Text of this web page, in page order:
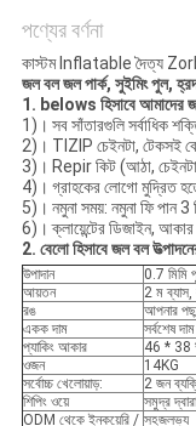
পণ্যের বর্ণনা
কাস্টম Inflatable দৈত্য Zorb
জল বল জল পার্ক, সুইমিং পুল,
1. belows হিসাবে আমাদের
1)। সব সাঁতারগুলি সর্বাধিক
2)। TIZIP চেইনটা, টেকসই
3)। Repir কিট (আঠা, চেইনটা
4)। গ্রাহকের লোগো মুদ্রিত
5)। নমুনা সময়: নমুনা ফি পান 3
6)। ক্লায়েন্টের ডিজাইন, আকার
2. বেলো হিসাবেজল বল
উপাদান
0.7 মিমি
আয়তন
2 ম ব্যাস,
রঙ
আপনার
একক দাম
সর্বশেষ
প্যাকিং আকার
46 * 38
ওজন
14KG
সর্বোচ্চ খেলোয়াড়:
2 জন
শিপিং ওয়ে
সমুদ্র
ODM থেকে ইনকয়েরি / সহজলভ্য